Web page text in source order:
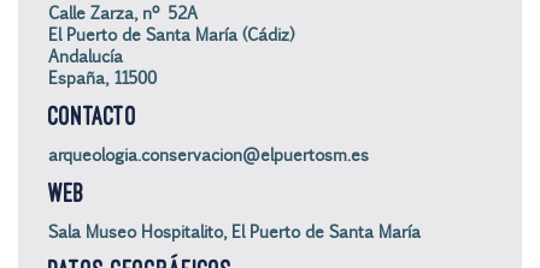
Calle Zarza, nº 52A
El Puerto de Santa María (Cádiz)
Andalucía
España, 11500
CONTACTO
arqueologia.conservacion@elpuertosm.es
WEB
Sala Museo Hospitalito, El Puerto de Santa María